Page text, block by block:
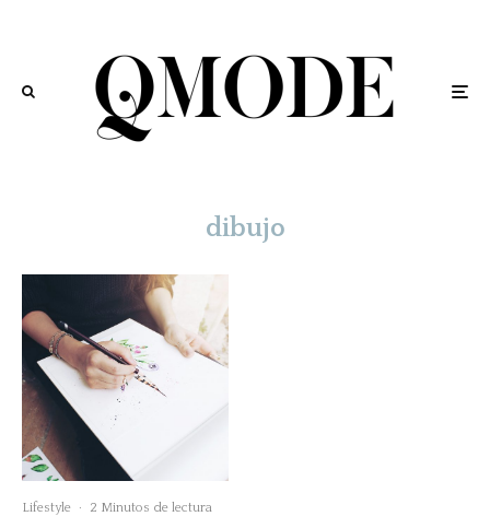
dibujo
Lifestyle · 2 Minutos de lectura